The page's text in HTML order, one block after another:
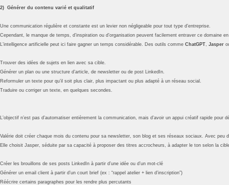
2) Générer du contenu varié et qualitatif
Une communication régulière et constante est un levier non négligeable pour tout type d’entreprise.
Cependant, le manque de temps, d’inspiration ou d’organisation peuvent facilement entraver ce domaine
L’intelligence artificielle peut ici faire gagner un temps considérable. Des outils comme ChatGPT Jasper
Trouver des idées de sujets en lien avec sa cible.
Générer un plan ou une structure d’article, de newsletter ou de post LinkedIn.
Reformuler un texte pour qu’il soit plus clair, plus impactant ou plus adapté à un réseau social.
Traduire ou corriger un texte, en quelques secondes.
L’objectif n’est pas d’automatiser entièrement la communication, mais d’avoir un appui créatif rapide
Valérie doit créer chaque mois du contenu pour sa newsletter, son blog et ses réseaux sociaux. Avec
Elle choisit Jasper, séduite par sa capacité à proposer des titres accrocheurs, à adapter le ton selon la
Créer les brouillons de ses posts LinkedIn à partir d’une idée ou d’un mot-clé
Générer un email client à partir d’un court brief (ex : “rappel atelier + lien d’inscription”)
Réécrire certains paragraphes pour les rendre plus percutants